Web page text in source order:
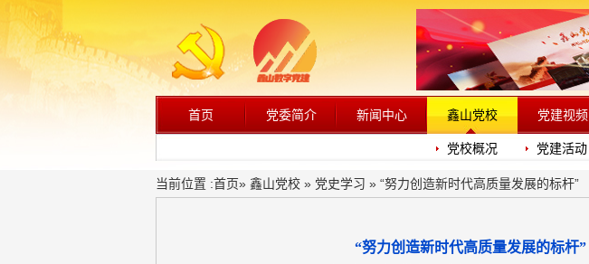
首页 党委简介 新闻中心 鑫山党校
党校概况 党建活动
党建视频
当前位置 :首页» 鑫山党校 » 党史学习 » “努力创造新时代高质量发展的标杆”
“努力创造新时代高质量发展的标杆”